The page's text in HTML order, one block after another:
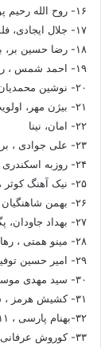
۱۶- روح الله رحیم پور ، زنگ خبر
۱۷- جلال ایجادی، فلسفه ، جامعه شناسی ، سیاست
۱۸- رضا حسین بر، بینشی نو برای ایرانی نو
۱۹- احمد شمس ، روحانیت علیه روحانیت- عبور
۲۰- نوشین محمدیان ، سوژه
۲۱- بیژن مهر، اولویت
۲۲- امان، نینا
۲۳- علی جوادی ، برای دنیایی بهتر
۲۴- روزبه اسکندری ، آب ، باد، خاک
۲۵- نیک آهنگ کوثر ، آبانگان
۲۶- بهمن شاهنگیان ، رستاخیز ایرانگرایان
۲۷- بهداد جاودان، پگاه نیک اندیشی
۲۸- مینو همتی ، رهایی زن
۲۹- امیر حسین توفیق سرزمین فرصت ها
۳۰- سید مهدی موسوی بامداد
۳۱- کشیش هرمز ، شبکه ۷
۳۲-بهنام پارسی ، ۹۱۱
۳۳- کوروش عرفانی ، دیدگاه